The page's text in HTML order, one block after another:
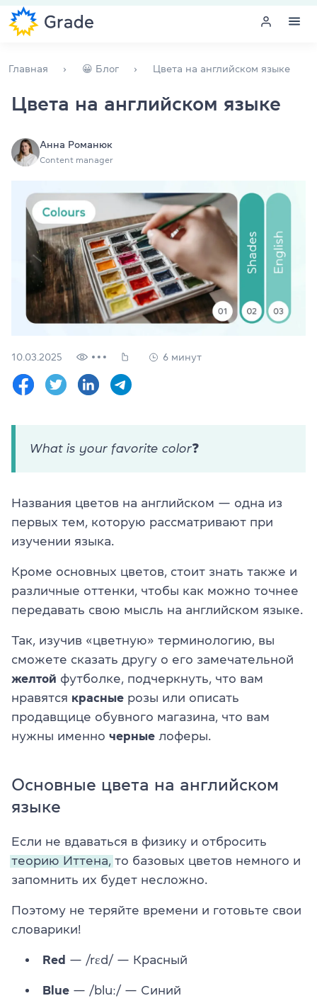
Курсы английского
Обучение для преподавателей
Подготовка к экзаменам
Экзаменационный центр
Больше о нас
Оставить заявку
Язык сайта
(063) 580 11 00
(098) 580 11 00
г. Киев, метро Золотые Ворота, ул. Ярославов Вал, 13/2-б,
Главная 😀 Блог Цвета на английском языке
Цвета на английском языке
Анна Романюк
Content manager
10.03.2025 6 минут
What is your favorite color❓
Названия цветов на английском — одна из
первых тем, которую рассматривают при
изучении языка.
Кроме основных цветов, стоит знать также и
различные оттенки, чтобы как можно точнее
передавать свою мысль на английском языке.
Так, изучив «цветную» терминологию, вы
сможете сказать другу о его замечательной
желтой футболке, подчеркнуть, что вам
нравятся красные розы или описать
продавщице обувного магазина, что вам
нужны именно черные лоферы.
Основные цвета на английском
языке
Если не вдаваться в физику и отбросить
теорию Иттена, то базовых цветов немного и
запомнить их будет несложно.
Поэтому не теряйте времени и готовьте свои
словарики!
Red — /rɛd/ — Красный
Blue — /bluː/ — Синий